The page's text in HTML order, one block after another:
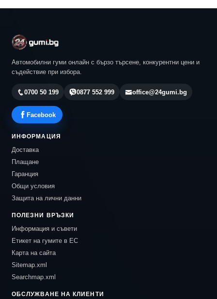
Автомобилни гуми онлайн с бързо търсене, конкурентни цени и
съдействие при избора.
0700 50 199 0877 552 999 office@24gumi.bg
Facebook
ИНФОРМАЦИЯ
Доставка
Плащане
Гаранция
Общи условия
Защита на лични данни
ПОЛЕЗНИ ВРЪЗКИ
Информация и съвети
Етикет на гумите в ЕС
Карта на сайта
Sitemap.xml
Searchmap.xml
ОБСЛУЖВАНЕ НА КЛИЕНТИ